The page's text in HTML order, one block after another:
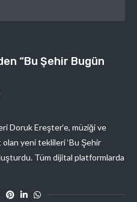
“Bu Şehir Bugün
Doruk Ereşter‘e, müziği ve
yeni teklileri ‘Bu Şehir
Tüm dijital platformlarda